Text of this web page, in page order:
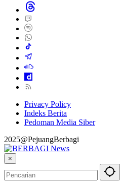
Privacy Policy
Indeks Berita
Pedoman Media Siber
2025@PejuangBerbagi
×